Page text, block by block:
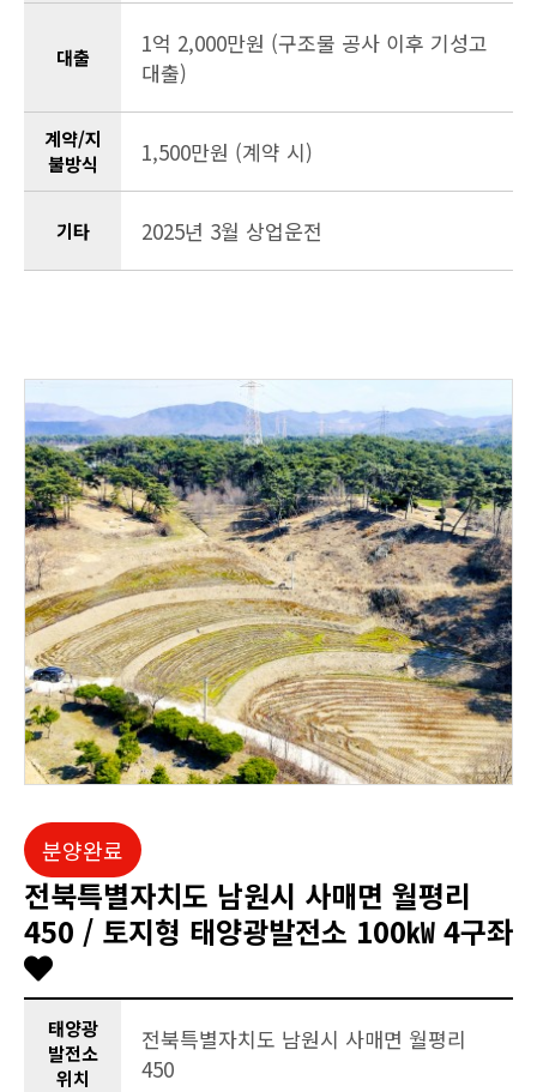
대출
1억 2,000만원 (구조물 공사 이후 기성고
대출)
계약/지
불방식
1,500만원 (계약 시)
기타 2025년 3월 상업운전
분양완료
전북특별자치도 남원시 사매면 월평리
450 / 토지형 태양광발전소 100㎾ 4구좌
태양광
발전소
위치
전북특별자치도 남원시 사매면 월평리
450